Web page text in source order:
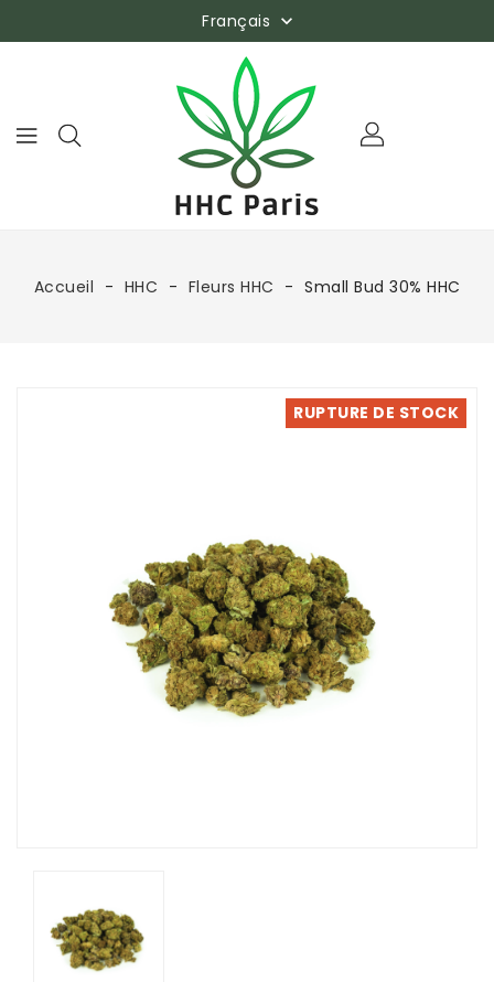
Français 
Accueil HHC Fleurs HHC Small Bud 30% HHC
RUPTURE DE STOCK